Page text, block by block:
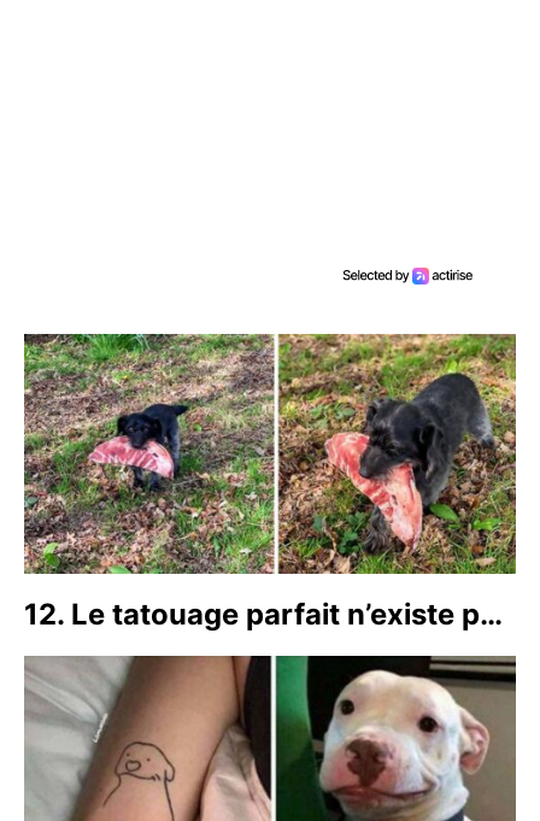
12. Le tatouage parfait n’existe p…